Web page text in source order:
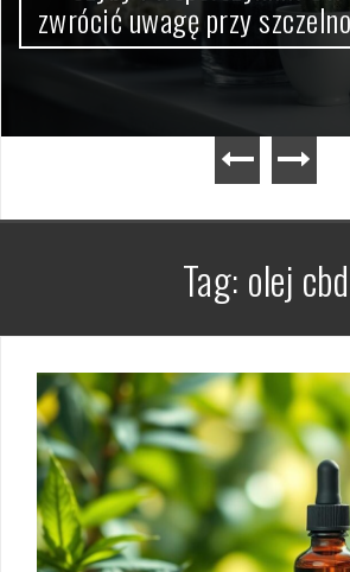
zwrócić uwagę przy
Tag: olej cbd